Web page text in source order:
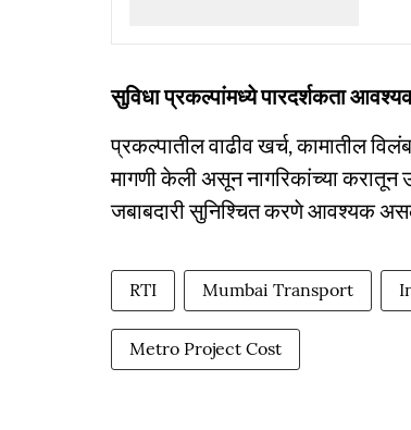
सुविधा प्रकल्पांमध्ये पारदर्शकता
प्रकल्पातील वाढीव खर्च, कामातील
मागणी केली असून नागरिकांच्या करातून
जबाबदारी सुनिश्चित करणे आवश्यक
RTI Mumbai Transport
Metro Project Cost